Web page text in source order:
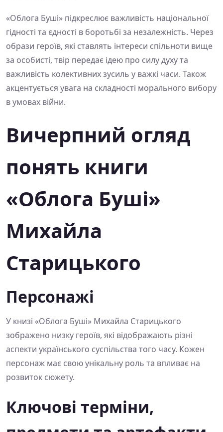
«Облога Буші» підкреслює важливість національної
гідності та єдності в боротьбі за незалежність. Через
образи героїв, які ставлять інтереси спільноти вище
за особисті, твір передає ідею про силу духу та
важливість колективних зусиль у важкі часи. Також
акцентується увага на складності морального вибору
в умовах війни.
Вичерпний огляд
понять книги
«Облога Буші»
Михайла
Старицького
Персонажі
У книзі «Облога Буші» Михайла Старицького
зображено низку героїв, які відображають різні
аспекти українського суспільства того часу. Кожен
персонаж має свою унікальну роль та впливає на
розвиток сюжету.
Ключові терміни,